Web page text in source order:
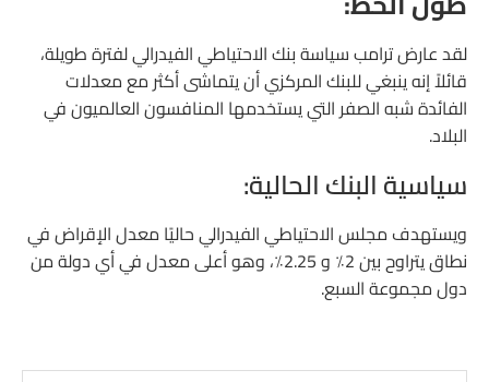
لقد عارض ترامب سياسة بنك الاحتياطي الفيدرالي لفترة طويلة،
قائلاً إنه ينبغي للبنك المركزي أن يتماشى أكثر مع معدلات
الفائدة شبه الصفر التي يستخدمها المنافسون العالميون في
البلاد.
سياسية البنك الحالية:
ويستهدف مجلس الاحتياطي الفيدرالي حاليًا معدل الإقراض في
نطاق يتراوح بين 2٪ و 2.25٪، وهو أعلى معدل في أي دولة من
دول مجموعة السبع.